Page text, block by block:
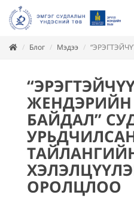
Блог Мэдээ
ЖЕНДЭРИЙН
БАЙДАЛ”
ОРОЛЦЛОО